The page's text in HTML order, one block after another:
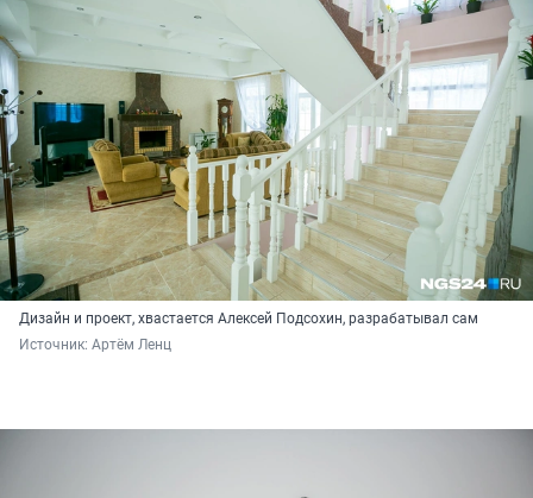
Дизайн и проект, хвастается Алексей Подсохин, разрабатывал сам
Источник: Артём Ленц